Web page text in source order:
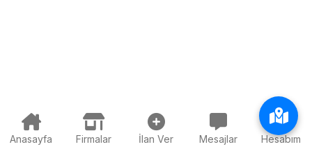
Anasayfa Firmalar İlan Ver Mesajlar Hesabım